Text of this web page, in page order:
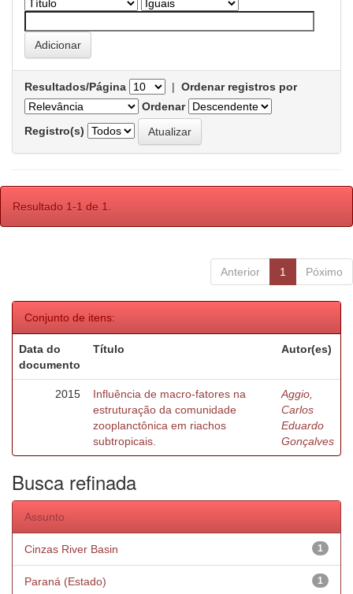
Resultados/Página | Ordenar registros por
Ordenar
Registro(s)
Resultado 1-1 de 1.
Anterior 1 Póximo
Conjunto de itens:
Data do
documento
Título Autor(es)
2015
Influência de macro-fatores na
estruturação da comunidade
zooplanctônica em riachos
subtropicais.
Aggio,
Carlos
Eduardo
Gonçalves
Busca refinada
Assunto
1
Cinzas River Basin
1
Paraná (Estado)